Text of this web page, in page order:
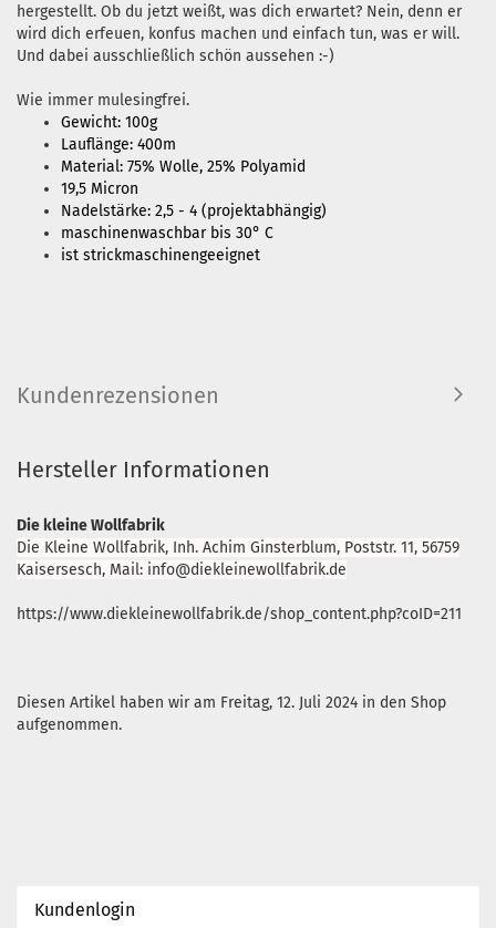
hergestellt. Ob du jetzt weißt, was dich erwartet? Nein, denn er
wird dich erfeuen, konfus machen und einfach tun, was er will.
Und dabei ausschließlich schön aussehen :-)
Wie immer mulesingfrei.
Gewicht: 100g
Lauflänge: 400m
Material: 75% Wolle, 25% Polyamid
19,5 Micron
Nadelstärke: 2,5 - 4 (projektabhängig)
maschinenwaschbar bis 30° C
ist strickmaschinengeeignet
Kundenrezensionen
Hersteller Informationen
Die kleine Wollfabrik
Die Kleine Wollfabrik, Inh. Achim Ginsterblum, Poststr. 11, 56759
Kaisersesch, Mail: info@diekleinewollfabrik.de
https://www.diekleinewollfabrik.de/shop_content.php?coID=211
Diesen Artikel haben wir am Freitag, 12. Juli 2024 in den Shop
aufgenommen.
Kundenlogin